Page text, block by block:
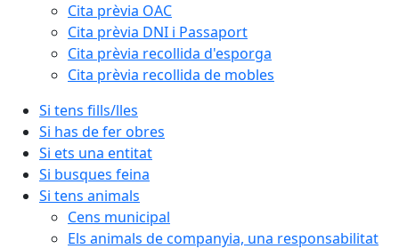
Cita prèvia OAC
Cita prèvia DNI i Passaport
Cita prèvia recollida d'esporga
Cita prèvia recollida de mobles
Si tens fills/lles
Si has de fer obres
Si ets una entitat
Si busques feina
Si tens animals
Cens municipal
Els animals de companyia, una responsabilitat